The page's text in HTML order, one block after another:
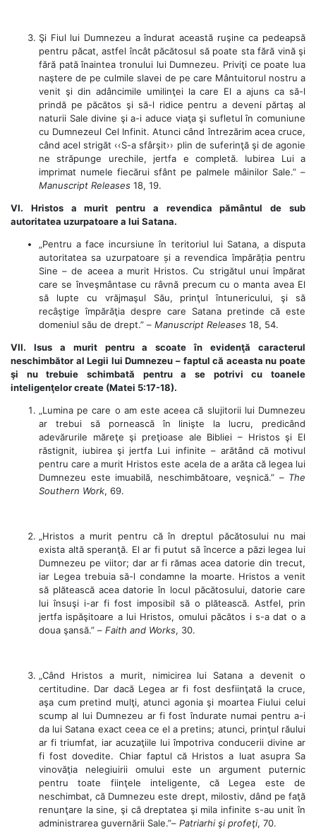
Şi Fiul lui Dumnezeu a îndurat această ruşine ca pedeapsă
pentru păcat, astfel încât păcătosul să poate sta fără vină şi
fără pată înaintea tronului lui Dumnezeu. Priviţi ce poate lua
naştere de pe culmile slavei de pe care Mântuitorul nostru a
venit şi din adâncimile umilinţei la care El a ajuns ca să-l
prindă pe păcătos şi să-l ridice pentru a deveni părtaş al
naturii Sale divine şi a-i aduce viaţa şi sufletul în comuniune
cu Dumnezeul Cel Infinit. Atunci când întrezărim acea cruce,
când acel strigăt ‹‹S-a sfârşit›› plin de suferinţă şi de agonie
ne străpunge urechile, jertfa e completă. Iubirea Lui a
imprimat numele fiecărui sfânt pe palmele mâinilor Sale.” –
Manuscript Releases 18, 19.
VI. Hristos a murit pentru a revendica pământul de sub
autoritatea uzurpatoare a lui Satana.
„Pentru a face incursiune în teritoriul lui Satana, a disputa
autoritatea sa uzurpatoare și a revendica împărăția pentru
Sine – de aceea a murit Hristos. Cu strigătul unui împărat
care se înveşmântase cu râvnă precum cu o manta avea El
să lupte cu vrăjmaşul Său, prinţul întunericului, şi să
recâştige împărăţia despre care Satana pretinde că este
domeniul său de drept.” – Manuscript Releases 18, 54.
VII. Isus a murit pentru a scoate în evidenţă caracterul
neschimbător al Legii lui Dumnezeu – faptul că aceasta nu poate
şi nu trebuie schimbată pentru a se potrivi cu toanele
inteligenţelor create (Matei 5:17-18).
„Lumina pe care o am este aceea că slujitorii lui Dumnezeu
ar trebui să pornească în linişte la lucru, predicând
adevărurile măreţe şi preţioase ale Bibliei – Hristos şi El
răstignit, iubirea şi jertfa Lui infinite – arătând că motivul
pentru care a murit Hristos este acela de a arăta că legea lui
Dumnezeu este imuabilă, neschimbătoare, veşnică.” – The
Southern Work, 69.
„Hristos a murit pentru că în dreptul păcătosului nu mai
exista altă speranţă. El ar fi putut să încerce a păzi legea lui
Dumnezeu pe viitor; dar ar fi rămas acea datorie din trecut,
iar Legea trebuia să-l condamne la moarte. Hristos a venit
să plătească acea datorie în locul păcătosului, datorie care
lui însuşi i-ar fi fost imposibil să o plătească. Astfel, prin
jertfa ispăşitoare a lui Hristos, omului păcătos i s-a dat o a
doua şansă.” – Faith and Works, 30.
„Când Hristos a murit, nimicirea lui Satana a devenit o
certitudine. Dar dacă Legea ar fi fost desfiinţată la cruce,
aşa cum pretind mulţi, atunci agonia şi moartea Fiului celui
scump al lui Dumnezeu ar fi fost îndurate numai pentru a-i
da lui Satana exact ceea ce el a pretins; atunci, prinţul răului
ar fi triumfat, iar acuzaţiile lui împotriva conducerii divine ar
fi fost dovedite. Chiar faptul că Hristos a luat asupra Sa
vinovăţia nelegiuirii omului este un argument puternic
pentru toate fiinţele inteligente, că Legea este de
neschimbat, că Dumnezeu este drept, milostiv, dând pe faţă
renunţare la sine, şi că dreptatea şi mila infinite s-au unit în
administrarea guvernării Sale.”– Patriarhi şi profeţi, 70.